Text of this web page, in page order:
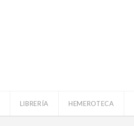
LIBRERÍA HEMEROTECA